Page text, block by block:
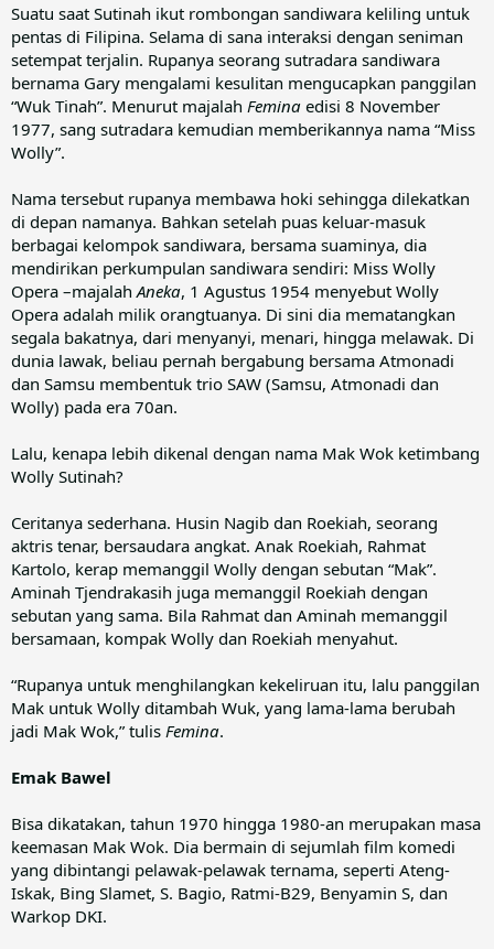
Suatu saat Sutinah ikut rombongan sandiwara keliling untuk
pentas di Filipina. Selama di sana interaksi dengan seniman
setempat terjalin. Rupanya seorang sutradara sandiwara
bernama Gary mengalami kesulitan mengucapkan panggilan
“Wuk Tinah”. Menurut majalah Femina edisi 8 November
1977, sang sutradara kemudian memberikannya nama “Miss
Wolly”.
Nama tersebut rupanya membawa hoki sehingga dilekatkan
di depan namanya. Bahkan setelah puas keluar-masuk
berbagai kelompok sandiwara, bersama suaminya, dia
mendirikan perkumpulan sandiwara sendiri: Miss Wolly
Opera –majalah Aneka, 1 Agustus 1954 menyebut Wolly
Opera adalah milik orangtuanya. Di sini dia mematangkan
segala bakatnya, dari menyanyi, menari, hingga melawak. Di
dunia lawak, beliau pernah bergabung bersama Atmonadi
dan Samsu membentuk trio SAW (Samsu, Atmonadi dan
Wolly) pada era 70an.
Lalu, kenapa lebih dikenal dengan nama Mak Wok ketimbang
Wolly Sutinah?
Ceritanya sederhana. Husin Nagib dan Roekiah, seorang
aktris tenar, bersaudara angkat. Anak Roekiah, Rahmat
Kartolo, kerap memanggil Wolly dengan sebutan “Mak”.
Aminah Tjendrakasih juga memanggil Roekiah dengan
sebutan yang sama. Bila Rahmat dan Aminah memanggil
bersamaan, kompak Wolly dan Roekiah menyahut.
“Rupanya untuk menghilangkan kekeliruan itu, lalu panggilan
Mak untuk Wolly ditambah Wuk, yang lama-lama berubah
jadi Mak Wok,” tulis Femina.
Emak Bawel
Bisa dikatakan, tahun 1970 hingga 1980-an merupakan masa
keemasan Mak Wok. Dia bermain di sejumlah film komedi
yang dibintangi pelawak-pelawak ternama, seperti Ateng-
Iskak, Bing Slamet, S. Bagio, Ratmi-B29, Benyamin S, dan
Warkop DKI.